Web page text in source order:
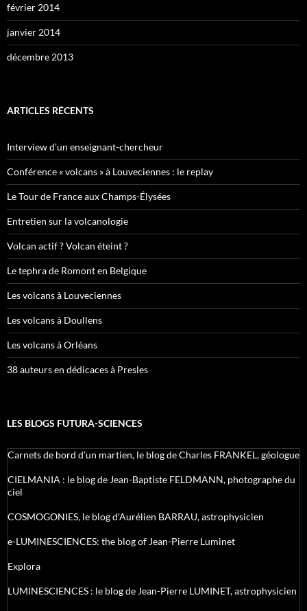
février 2014
janvier 2014
décembre 2013
ARTICLES RÉCENTS
Interview d’un enseignant-chercheur
Conférence « volcans » à Louveciennes : le replay
Le Tour de France aux Champs-Élysées
Entretien sur la volcanologie
Volcan actif ? Volcan éteint ?
Le tephra de Romont en Belgique
Les volcans à Louveciennes
Les volcans à Doullens
Les volcans à Orléans
38 auteurs en dédicaces à Presles
LES BLOGS FUTURA-SCIENCES
Carnets de bord d’un martien, le blog de Charles FRANKEL, géologue
CIELMANIA : le blog de Jean-Baptiste FELDMANN, photographe du
ciel
COSMOGONIES, le blog d'Aurélien BARRAU, astrophysicien
e-LUMINESCIENCES: the blog of Jean-Pierre Luminet
Explora
LUMINESCIENCES : le blog de Jean-Pierre LUMINET, astrophysicien